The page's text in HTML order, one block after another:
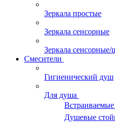
Зеркала простые
Зеркала сенсорные
Зеркала
Смесители
Гигиенический душ
Для душа
Душевые